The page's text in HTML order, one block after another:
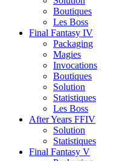
Boutiques
Les Boss
Final Fantasy IV
Packaging
Magies
Invocations
Boutiques
Solution
Statistiques
Les Boss
After Years FFIV
Solution
Statistiques
Final Fantasy V